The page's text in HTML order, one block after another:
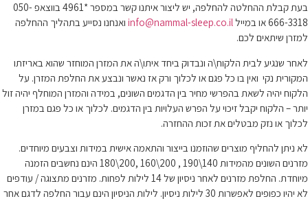
בעת קבלת ההחלטה להחלפה, יש ליצור איתנו קשר במספר *4961 בווצאפ 050-
666-3318 או במייל
info@nammal-sleep.co.il ואנחנו נסייע בתהליך ההחלפה
למזרן שיתאים לכם.
לאחר שנגיע לבית הלקוח\ה ונבדוק ביחד איתו\ה את המזרן המוחזר שהוא באריזתו
המקורית נקי ואין בו כל פגם או לכלוך ורק אז נאשר ונבצע את החלפת המזרן. על
הלקוח יהיה לשאת בהפרשי מחיר בין הדגמים השונים, במידה והמזרן המוחלף יהיה זול
יותר – הלקוח יקבל זיכוי על הפרש העלויות בין הדגמים. לכלוך או כל פגם במזרן
לכלוך או נזק מבטלים את זכות ההחזרה.
לא ניתן להחליף מוצרים שהוזמנו בייצור והתאמה אישית במידות וצבעים מיוחדים.
מזרנים השונים מהמידות 140\190 , 200\160 ,200\180 הינם נחשבים הזמנה
מיוחדת. החלפת מזרנים לאחר ניסיון של 14 לילות לפחות. מזרנים מתצוגה / עודפים
לא יהיו כפופים לאפשרות 30 לילות ניסיון. לילות הניסיון הינם עבור החלפה לדגם אחר